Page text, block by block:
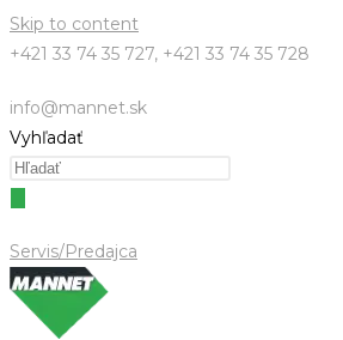
Skip to content
+421 33 74 35 727, +421 33 74 35 728
info@mannet.sk
Vyhľadať
Servis/Predajca